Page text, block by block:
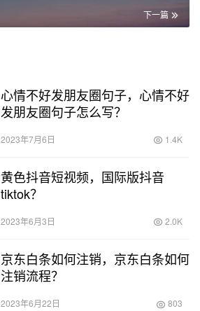
下一篇
心情不好发朋友圈句子，心情不好
发朋友圈句子怎么写？
2023年7月6日 1.4K
黄色抖音短视频，国际版抖音
tiktok？
2023年6月3日 2.0K
京东白条如何注销，京东白条如何
注销流程？
2023年6月22日 803